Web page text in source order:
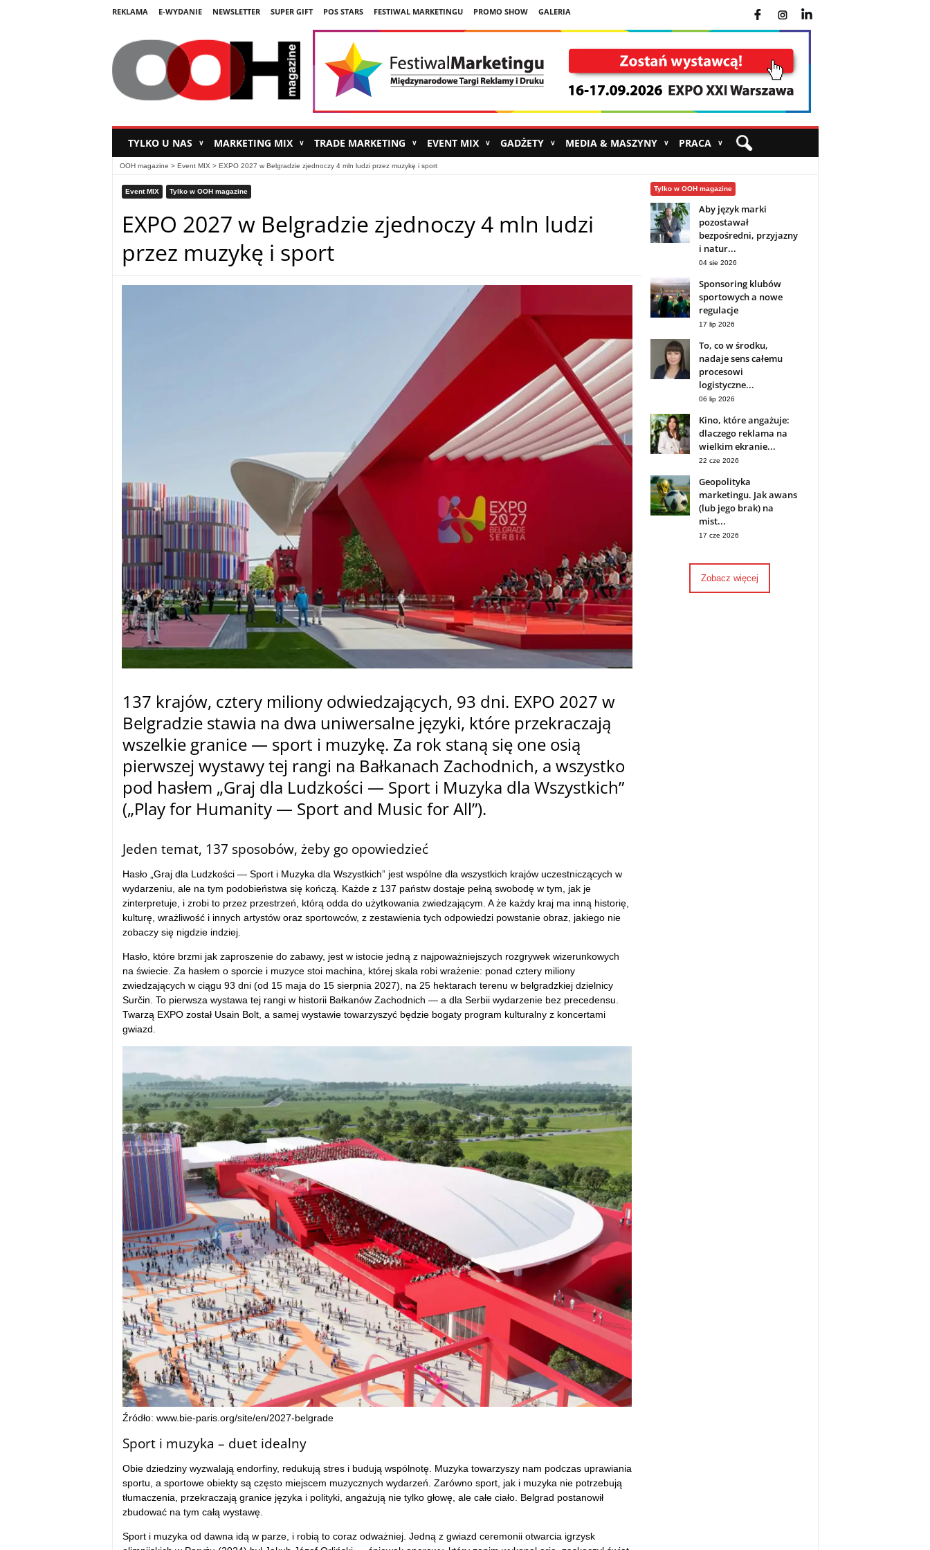
REKLAMA E-WYDANIE NEWSLETTER SUPER GIFT POS STARS FESTIWAL MARKETINGU PROMO SHOW GALERIA
TYLKO U NAS ∨ MARKETING MIX ∨ TRADE MARKETING ∨ EVENT MIX ∨ GADŻETY ∨ MEDIA & MASZYNY ∨ PRACA ∨
OOH magazine > Event MIX> EXPO 2027 w Belgradzie zjednoczy 4 mln ludzi przez muzykę i sport
Event MIX Tylko w OOH magazine
EXPO 2027 w Belgradzie zjednoczy 4 mln ludzi
przez muzykę i sport
137 krajów, cztery miliony odwiedzających, 93 dni. EXPO 2027 w
Belgradzie stawia na dwa uniwersalne języki, które przekraczają
wszelkie granice — sport i muzykę. Za rok staną się one osią
pierwszej wystawy tej rangi na Bałkanach Zachodnich, a wszystko
pod hasłem „Graj dla Ludzkości — Sport i Muzyka dla Wszystkich”
(„Play for Humanity — Sport and Music for All”).
Jeden temat, 137 sposobów, żeby go opowiedzieć
Hasło „Graj dla Ludzkości — Sport i Muzyka dla Wszystkich” jest wspólne dla wszystkich krajów uczestniczących w
wydarzeniu, ale na tym podobieństwa się kończą. Każde z 137 państw dostaje pełną swobodę w tym, jak je
zinterpretuje, i zrobi to przez przestrzeń, którą odda do użytkowania zwiedzającym. A że każdy kraj ma inną historię,
kulturę, wrażliwość i innych artystów oraz sportowców, z zestawienia tych odpowiedzi powstanie obraz, jakiego nie
zobaczy się nigdzie indziej.
Hasło, które brzmi jak zaproszenie do zabawy, jest w istocie jedną z najpoważniejszych rozgrywek wizerunkowych
na świecie. Za hasłem o sporcie i muzyce stoi machina, której skala robi wrażenie: ponad cztery miliony
zwiedzających w ciągu 93 dni (od 15 maja do 15 sierpnia 2027), na 25 hektarach terenu w belgradzkiej dzielnicy
Surčin. To pierwsza wystawa tej rangi w historii Bałkanów Zachodnich — a dla Serbii wydarzenie bez precedensu.
Twarzą EXPO został Usain Bolt, a samej wystawie towarzyszyć będzie bogaty program kulturalny z koncertami
gwiazd.
Źródło: www.bie-paris.org/site/en/2027-belgrade
Sport i muzyka – duet idealny
Obie dziedziny wyzwalają endorfiny, redukują stres i budują wspólnotę. Muzyka towarzyszy nam podczas uprawiania
sportu, a sportowe obiekty są często miejscem muzycznych wydarzeń. Zarówno sport, jak i muzyka nie potrzebują
tłumaczenia, przekraczają granice języka i polityki, angażują nie tylko głowę, ale całe ciało. Belgrad postanowił
zbudować na tym całą wystawę.
Sport i muzyka od dawna idą w parze, i robią to coraz odważniej. Jedną z gwiazd ceremonii otwarcia igrzysk
Tylko w OOH magazine
Aby język marki
pozostawał
bezpośredni, przyjazny
i natur...
04 sie 2026
Sponsoring klubów
sportowych a nowe
regulacje
17 lip 2026
To, co w środku,
nadaje sens całemu
procesowi
logistyczne...
06 lip 2026
Kino, które angażuje:
dlaczego reklama na
wielkim ekranie...
22 cze 2026
Geopolityka
marketingu. Jak awans
(lub jego brak) na
mist...
17 cze 2026
Zobacz więcej